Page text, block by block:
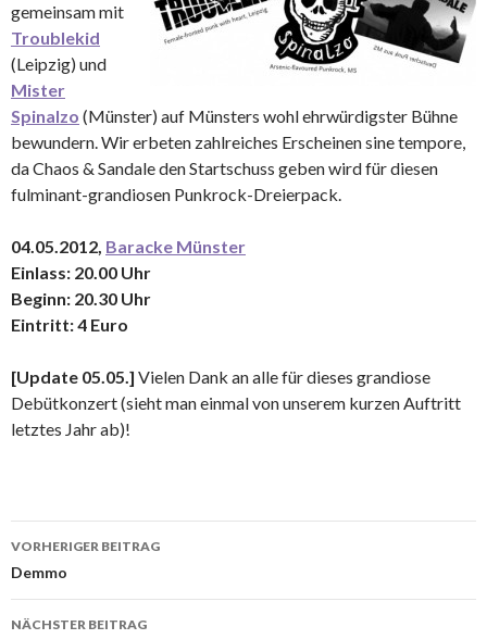
gemeinsam mit
Troublekid
(Leipzig) und
Mister
Spinalzo (Münster) auf Münsters wohl ehrwürdigster Bühne
bewundern. Wir erbeten zahlreiches Erscheinen sine tempore,
da Chaos & Sandale den Startschuss geben wird für diesen
fulminant-grandiosen Punkrock-Dreierpack.
04.05.2012, Baracke Münster
Einlass: 20.00 Uhr
Beginn: 20.30 Uhr
Eintritt: 4 Euro
[Update 05.05.] Vielen Dank an alle für dieses grandiose
Debütkonzert (sieht man einmal von unserem kurzen Auftritt
letztes Jahr ab)!
Beitrags-
Navigation
VORHERIGER BEITRAG
Demmo
NÄCHSTER BEITRAG